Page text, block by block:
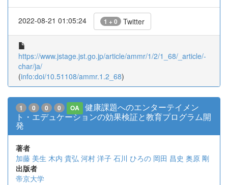
2022-08-21 01:05:24 1 + 0 Twitter
https://www.jstage.jst.go.jp/article/ammr/1/2/1_68/_article/-
char/ja/
(info:doi/10.51108/ammr.1.2_68)
1 0 0 0 OA
健康課題へのエンターテイメン
ト・エデュケーションの効果検証と教育プログラム開
発
著者
加藤 美生 木内 貴弘 河村 洋子 石川 ひろの 岡田 昌史 奥原 剛
出版者
帝京大学